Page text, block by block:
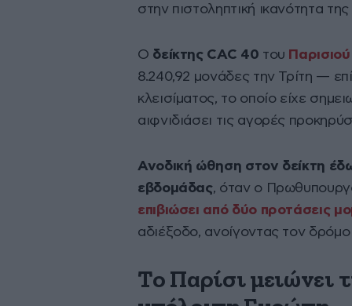
στην πιστοληπτική ικανότητα
Ο δείκτης CAC 40 του Παρισιού
8.240,92 μονάδες την Τρίτη —
κλεισίματος, το οποίο είχε
αιφνιδιάσει τις αγορές
Ανοδική ώθηση στον δείκτη
εβδομάδας, όταν ο
επιβιώσει από δύο προτάσεις
αδιέξοδο, ανοίγοντας τον
Το Παρίσι μειώνει